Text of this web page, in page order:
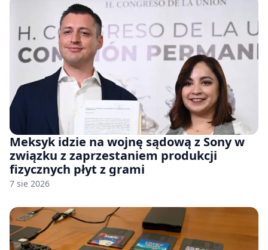
Meksyk idzie na wojnę sądową z Sony w
związku z zaprzestaniem produkcji
fizycznych płyt z grami
7 sie 2026